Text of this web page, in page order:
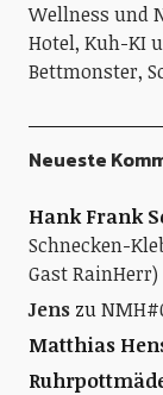
Wellness und
Hotel, Kuh-KI
Bettmonster,
Neueste
Hank Frank
Schnecken-
Gast RainHerr)
Jenszu
Matthias